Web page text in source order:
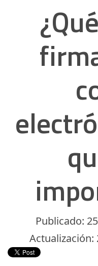
Publicado:
Actualización: